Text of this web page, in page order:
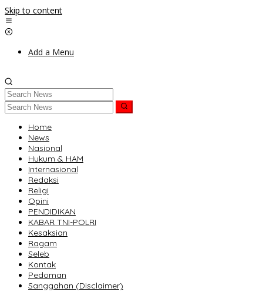
Skip to content
Add a Menu
Home
News
Nasional
Hukum & HAM
Internasional
Redaksi
Religi
Opini
PENDIDIKAN
KABAR TNI-POLRI
Kesaksian
Ragam
Seleb
Kontak
Pedoman
Sanggahan (Disclaimer)